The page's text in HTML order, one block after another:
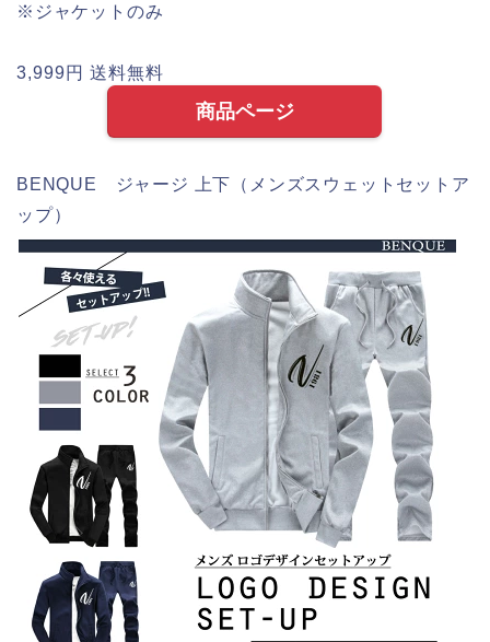
※ジャケットのみ
3,999円 送料無料
商品ページ
BENQUE ジャージ 上下（メンズスウェットセットア
ップ）